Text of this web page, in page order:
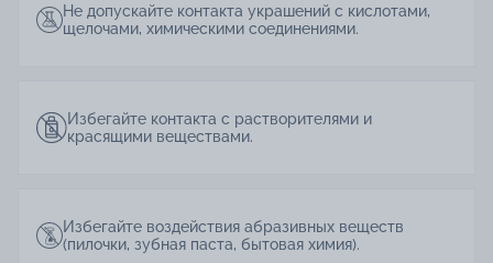
Не допускайте контакта украшений с кислотами,
щелочами, химическими соединениями.
Избегайте контакта с растворителями и
красящими веществами.
Избегайте воздействия абразивных веществ
(пилочки, зубная паста, бытовая химия).